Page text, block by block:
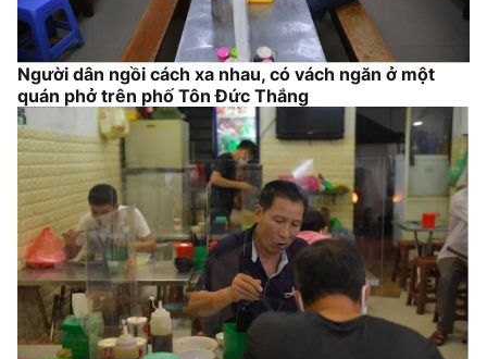
Người dân ngồi cách xa nhau, có vách ngăn ở một
quán phở trên phố Tôn Đức Thắng